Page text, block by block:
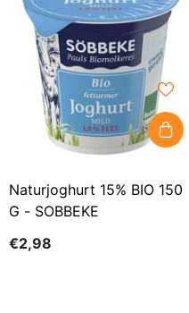
Naturjoghurt 15% BIO 150
G - SOBBEKE
€2,98